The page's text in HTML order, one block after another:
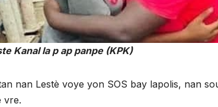
Kanal la p ap panpe (KPK)
nan Lestè voye yon SOS bay lapolis, nan
vre.